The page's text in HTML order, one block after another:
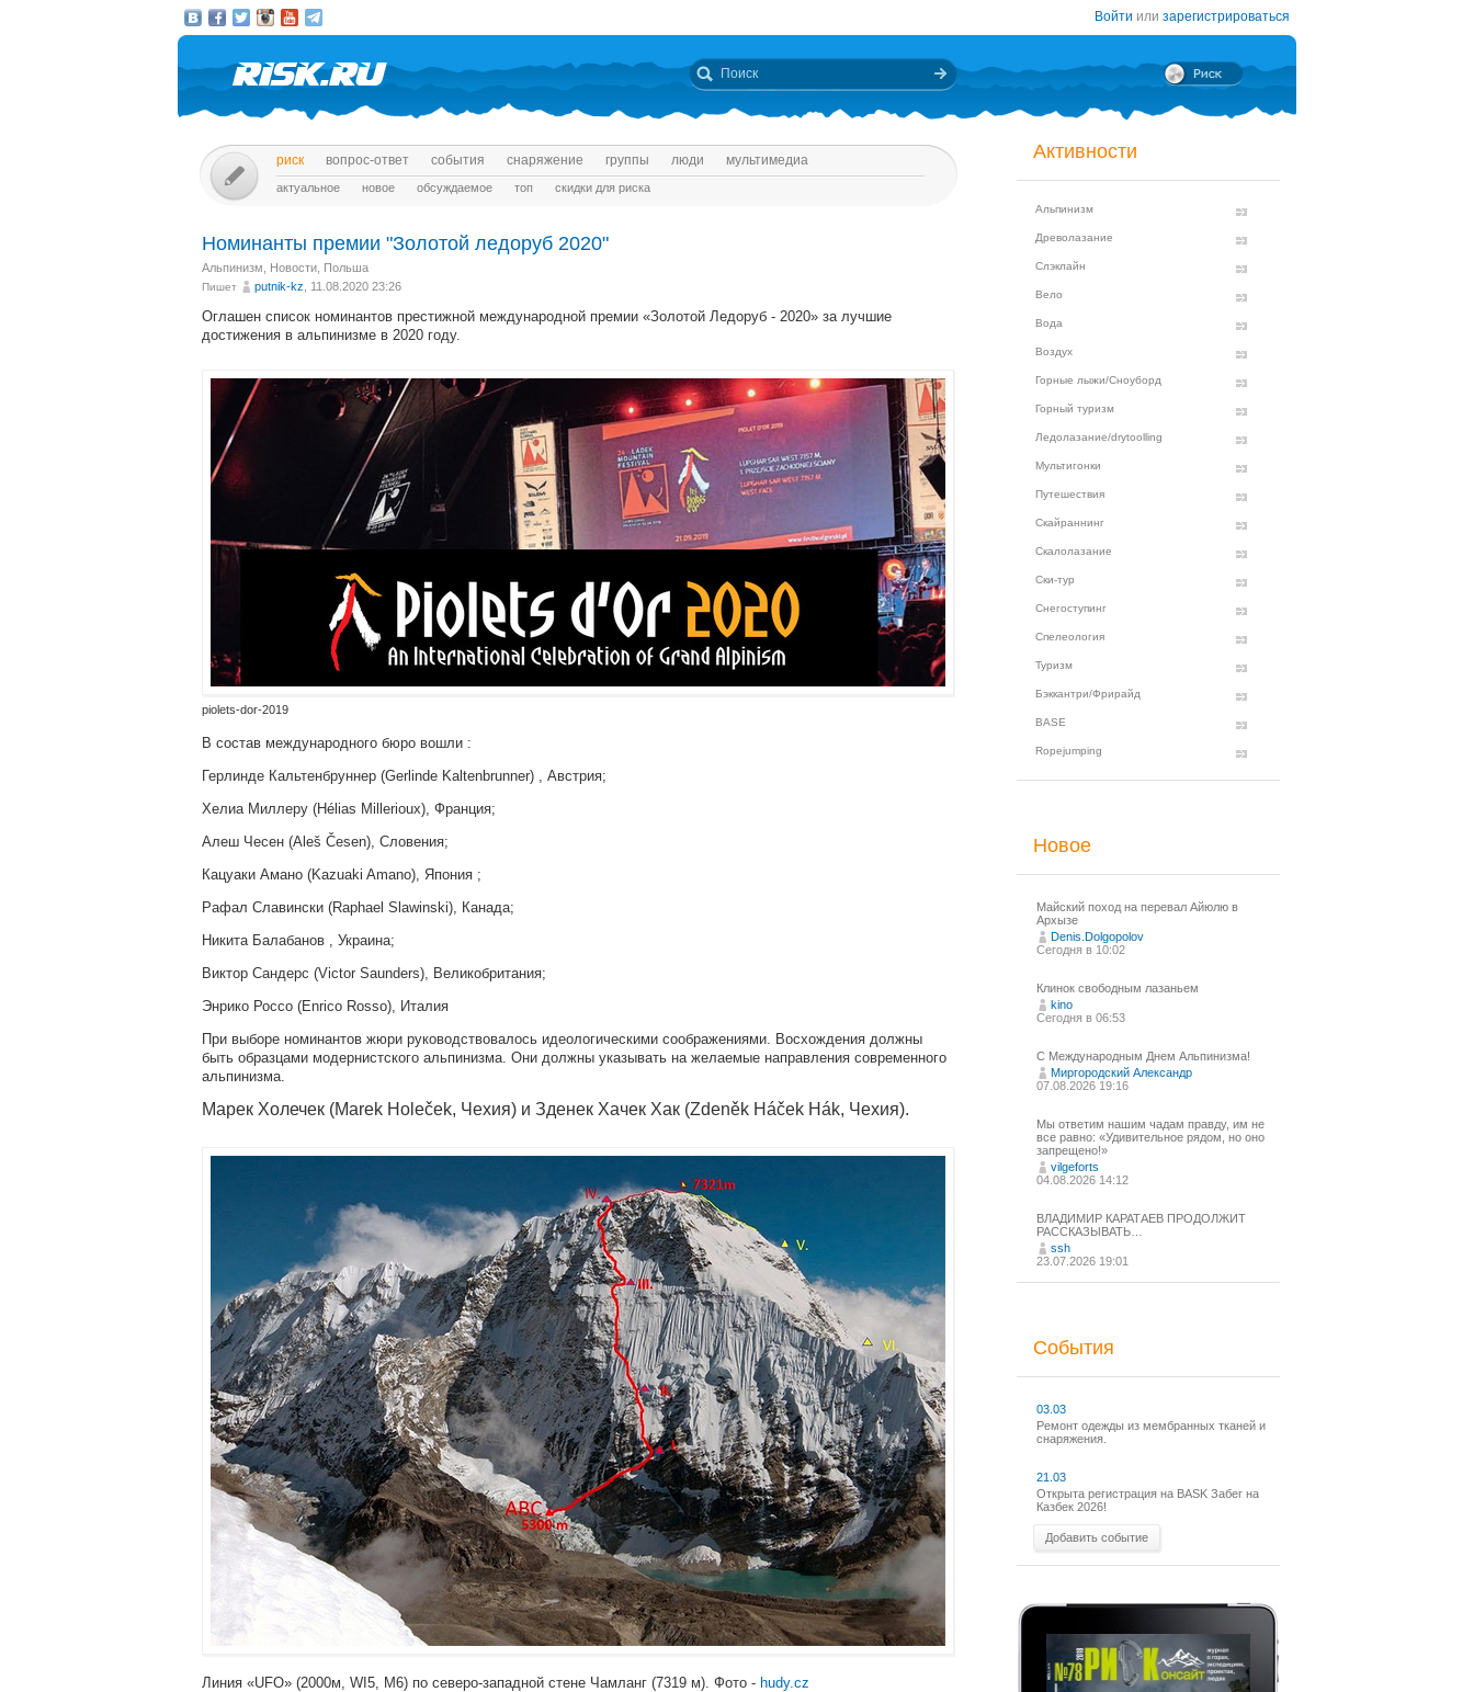
Войти или зарегистрироваться
риск вопрос-ответ события снаряжение группы люди мультимедиа
актуальное новое обсуждаемое топ скидки для риска
Номинанты премии "Золотой ледоруб 2020"
Альпинизм Новости Польша
Пишет putnik-kz , 11.08.2020 23:26
Оглашен список номинантов престижной международной премии «Золотой Ледоруб - 2020» за лучшие
достижения в альпинизме в 2020 году.
piolets-dor-2019
В состав международного бюро вошли :
Герлинде Кальтенбруннер (Gerlinde Kaltenbrunner) , Австрия;
Хелиа Миллеру (Hélias Millerioux), Франция;
Алеш Чесен (Aleš Česen), Словения;
Кацуаки Амано (Kazuaki Amano), Япония ;
Рафал Славински (Raphael Slawinski), Канада;
Никита Балабанов , Украина;
Виктор Сандерс (Victor Saunders), Великобритания;
Энрико Россо (Enrico Rosso), Италия
При выборе номинантов жюри руководствовалось идеологическими соображениями. Восхождения должны
быть образцами модернистского альпинизма. Они должны указывать на желаемые направления современного
альпинизма.
Марек Холечек (Marek Holeček, Чехия) и Зденек Хачек Хак (Zdeněk Háček Hák, Чехия).
Линия «UFO» (2000м, WI5, М6) по северо-западной стене Чамланг (7319 м). Фото - hudy.cz
Активности
Альпинизм
Древолазание
Слэклайн
Вело
Вода
Воздух
Горные лыжи/Сноуборд
Горный туризм
Ледолазание/drytoolling
Мультигонки
Путешествия
Скайраннинг
Скалолазание
Ски-тур
Снегоступинг
Спелеология
Туризм
Бэккантри/Фрирайд
BASE
Ropejumping
Новое
Майский поход на перевал Айюлю в
Архызе
Denis.Dolgopolov
Сегодня в 10:02
Клинок свободным лазаньем
kino
Сегодня в 06:53
С Международным Днем Альпинизма!⁠
Миргородский Александр
07.08.2026 19:16
Мы ответим нашим чадам правду, им не
все равно: «Удивительное рядом, но оно
запрещено!»
vilgeforts
04.08.2026 14:12
ВЛАДИМИР КАРАТАЕВ ПРОДОЛЖИТ
РАССКАЗЫВАТЬ…
ssh
23.07.2026 19:01
События
03.03
Ремонт одежды из мембранных тканей и
снаряжения.
21.03
Открыта регистрация на BASK Забег на
Казбек 2026!
Добавить событие